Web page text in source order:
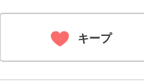
キープ